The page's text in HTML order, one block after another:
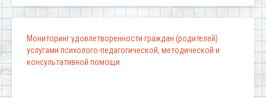
Мониторинг удовлетворенности граждан (родителей)
услугами психолого-педагогической, методической и
консультативной помощи